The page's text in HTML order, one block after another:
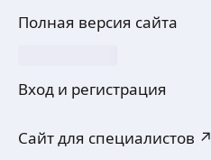
Полная версия сайта
Вход и регистрация
Сайт для специалистов ↗